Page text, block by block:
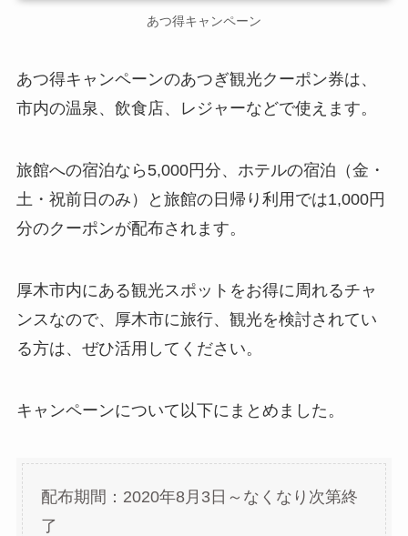
あつ得キャンペーン
あつ得キャンペーンのあつぎ観光クーポン券は、
市内の温泉、飲食店、レジャーなどで使えます。
旅館への宿泊なら5,000円分、ホテルの宿泊（金・
土・祝前日のみ）と旅館の日帰り利用では1,000円
分のクーポンが配布されます。
厚木市内にある観光スポットをお得に周れるチャ
ンスなので、厚木市に旅行、観光を検討されてい
る方は、ぜひ活用してください。
キャンペーンについて以下にまとめました。
配布期間：2020年8月3日～なくなり次第終
了